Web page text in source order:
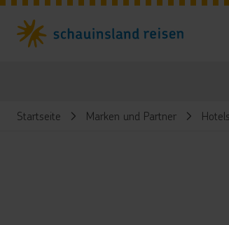
Startseite Marken und Partner Hotels